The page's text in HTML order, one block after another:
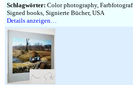
Schlagwörter: Color photography,
Signed books, Signierte Bücher, USA
Details anzeigen…